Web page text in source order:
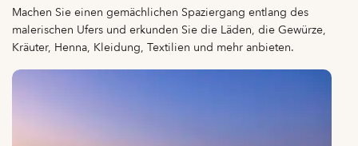
Machen Sie einen gemächlichen Spaziergang entlang des
malerischen Ufers und erkunden Sie die Läden, die Gewürze,
Kräuter, Henna, Kleidung, Textilien und mehr anbieten.